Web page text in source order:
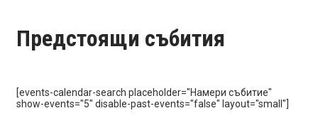
Предстоящи събития
[events-calendar-search placeholder="Намери събитие"
show-events="5" disable-past-events="false" layout="small"]